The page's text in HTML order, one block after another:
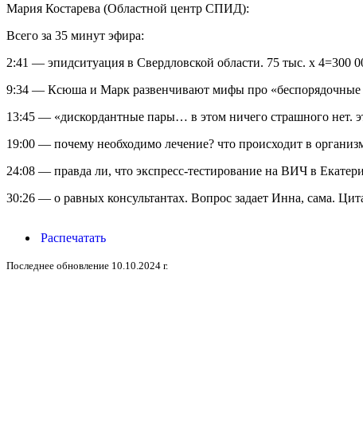
Мария Костарева (Областной центр СПИД):
Всего за 35 минут эфира:
2:41 — эпидситуация в Свердловской области. 75 тыс. х
9:34 — Ксюша и Марк развенчивают мифы про
13:45 — «дискордантные пары… в этом ничего страшного нет.
19:00 — почему необходимо лечение? что происходит в
24:08 — правда ли, что экспресс-тестирование на ВИЧ в
30:26 — о равных консультантах. Вопрос задает Инна, сама.
Распечатать
Последнее обновление 10.10.2024 г.